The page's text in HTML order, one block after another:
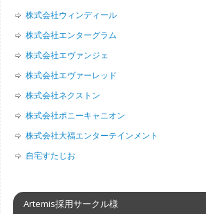
株式会社ウィンディール
株式会社エンターグラム
株式会社エヴァンジェ
株式会社エヴァーレッド
株式会社ネクストン
株式会社ポニーキャニオン
株式会社大福エンターテインメント
自宅すたじお
Artemis採用サークル様